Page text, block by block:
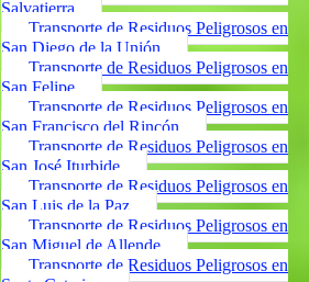
Salvatierra
Transporte de Residuos Peligrosos en
San Diego de la Unión
Transporte de Residuos Peligrosos en
San Felipe
Transporte de Residuos Peligrosos en
San Francisco del Rincón
Transporte de Residuos Peligrosos en
San José Iturbide
Transporte de Residuos Peligrosos en
San Luis de la Paz
Transporte de Residuos Peligrosos en
San Miguel de Allende
Transporte de Residuos Peligrosos en